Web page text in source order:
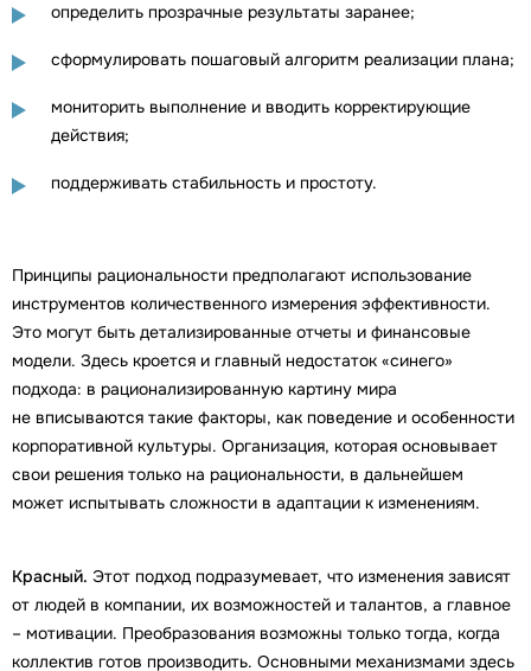
определить прозрачные результаты заранее;
сформулировать пошаговый алгоритм реализации плана;
мониторить выполнение и вводить корректирующие
действия;
поддерживать стабильность и простоту.
Принципы рациональности предполагают использование
инструментов количественного измерения эффективности.
Это могут быть детализированные отчеты и финансовые
модели. Здесь кроется и главный недостаток «синего»
подхода: в рационализированную картину мира
не вписываются такие факторы, как поведение и особенности
корпоративной культуры. Организация, которая основывает
свои решения только на рациональности, в дальнейшем
может испытывать сложности в адаптации к изменениям.
Красный. Этот подход подразумевает, что изменения зависят
от людей в компании, их возможностей и талантов, а главное
– мотивации. Преобразования возможны только тогда, когда
коллектив готов производить. Основными механизмами здесь